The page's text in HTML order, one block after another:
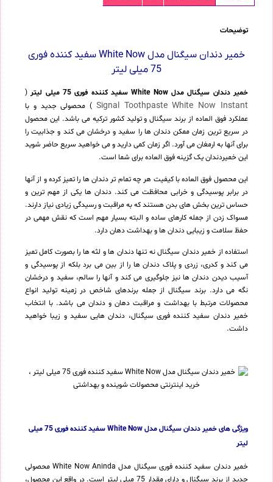
توضیحات
خمیر دندان سیگنال مدل White Now سفید کننده فوری
75 میلی لیتر
خمیر دندان سیگنال مدل White Now سفید کننده فوری 75 میلی لیتر (
Signal Toothpaste White Now Instant ) محصولی جدید و با
عملکرد فوق العاده از برند سیگنال و تولید کشور ترکیه می باشد. این محصول
در سریع ترین زمان ممکن دندان ها را سفید و درخشان می کند و جذابیت را
برای آنها به ارمغان می آورد. اگر زمان کمی دارید و می خواهید سریع حاضر شوید
این خمیردندان یک گزینه فوق العاده برای شما است.
این محصول فوق العاده با کیفیت هر چه تمام تر دندان ها را تمیز کرده و از آنها
در برابر پوسیدگی و خرابی محافظت می کند. دندان ها یکی از مهم ترین و
حساس ترین بخش های بدن هستند که به مراقبت و رسیدگی زیادی نیاز دارند.
مسواک زدن از جمله کارهای ساده و البته بسیار مهم است که نقش مهمی در
حفظ سلامت و زیبایی دندان ها و بهداشت دهان دارد.
استفاده از خمیر دندان سیگنال نه تنها دندان ها و لثه ها را بصورت کامل تمیز
می کند و کدری، زردی و پلاک دندان ها را از بین می برد بلکه از پوسیدگی و
آسیب دیدن دندان ها نیز جلوگیری می کند و آنها را سالم، سفید و درخشان
نگه می دارد. برند سیگنال از جمله برندهای شاخص در زمینه تولید انواع
محصولات مرتبط با بهداشت و مراقبت دهان و دندان می باشد. با انتخاب
خمیر دندان سفید کننده فوری سیگنال، دندان هایی سفید و زیبا خواهید
داشت.
ویژگی های خمیر دندان سیگنال مدل White Now سفید کننده فوری 75 میلی
لیتر
خمیر دندان سفید کننده فوری سیگنال مدل White Now Aninda محصولی
جدید از برند سیگنال و دارای مقدار 75 میلی لیتر است. در واقع این محصول،